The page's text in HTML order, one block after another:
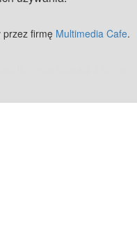
przez firmę Multimedia Cafe.